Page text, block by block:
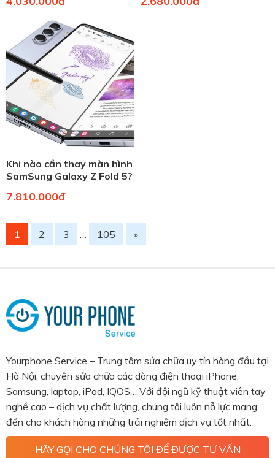
Khi nào cần thay màn hình
SamSung Galaxy Z Fold 5?
7.810.000đ
1 2 3 … 105 »
Yourphone Service – Trung tâm sửa chữa uy tín hàng đầu tại
Hà Nội, chuyên sửa chữa các dòng điện thoại iPhone,
Samsung, laptop, iPad, IQOS… Với đội ngũ kỹ thuật viên tay
nghề cao – dịch vụ chất lượng, chúng tôi luôn nỗ lực mang
đến cho khách hàng những trải nghiệm dịch vụ tốt nhất.
HÃY GỌI CHO CHÚNG TÔI ĐỂ ĐƯỢC TƯ VẤN